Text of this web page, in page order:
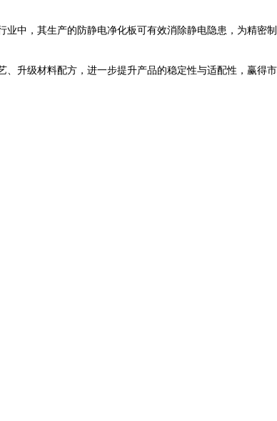
中，其生产的防静电净化板可有效消除静电隐患，为精密制
升级材料配方，进一步提升产品的稳定性与适配性，赢得市